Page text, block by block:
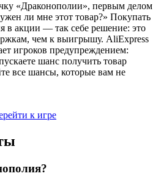
«Драконополии», первым делом
ли мне этот товар?» Покупать
в акции — так себе решение: это
чем к выигрышу. AliExpress
игроков предупреждением:
шанс получить товар
все шансы, которые вам не
к игре